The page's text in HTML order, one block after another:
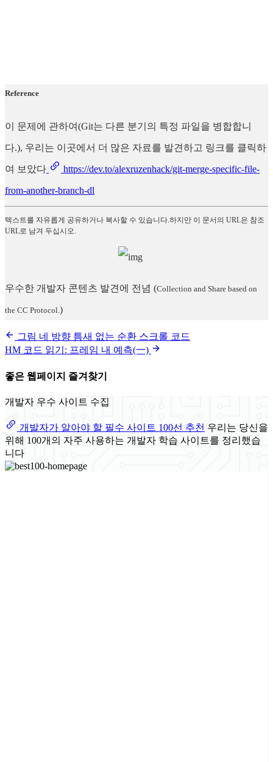
Reference
이 문제에 관하여(Git는 다른 분기의 특정 파일을 병합합니
다.), 우리는 이곳에서 더 많은 자료를 발견하고 링크를 클릭하
여 보았다 https://dev.to/alexruzenhack/git-merge-specific-file-
from-another-branch-dl
텍스트를 자유롭게 공유하거나 복사할 수 있습니다.하지만 이 문서의 URL은 참조
URL로 남겨 두십시오.
우수한 개발자 콘텐츠 발견에 전념 (Collection and Share based on
the CC Protocol.)
그림 네 방향 틈새 없는 순환 스크롤 코드
HM 코드 읽기: 프레임 내 예측(一)
좋은 웹페이지 즐겨찾기
개발자 우수 사이트 수집
개발자가 알아야 할 필수 사이트 100선 추천 우리는 당신을
위해 100개의 자주 사용하는 개발자 학습 사이트를 정리했습
니다